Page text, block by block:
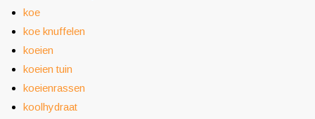
koe
koe knuffelen
koeien
koeien tuin
koeienrassen
koolhydraat